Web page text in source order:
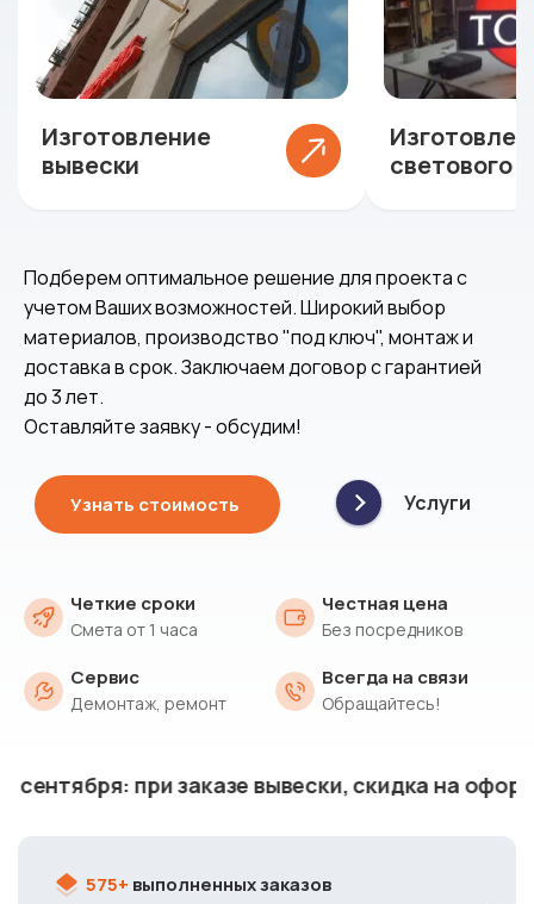
Изготовление
вывески
светового
Подберем оптимальное решение для проекта с
учетом Ваших возможностей. Широкий выбор
материалов, производство "под ключ", монтаж и
доставка в срок. Заключаем договор с гарантией
до 3 лет.
Оставляйте заявку - обсудим!
Узнать стоимость Услуги
Четкие сроки
Смета от 1 часа
Честная цена
Без посредников
Сервис
Демонтаж, ремонт
Всегда на связи
Обращайтесь!
при заказе вывески, скидка на оформление
575+ выполненных заказов